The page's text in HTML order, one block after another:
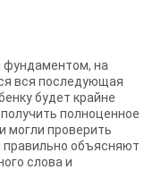
фундаментом, на
вся последующая
будет крайне
полноценное
могли проверить
правильно объясняют
слова и